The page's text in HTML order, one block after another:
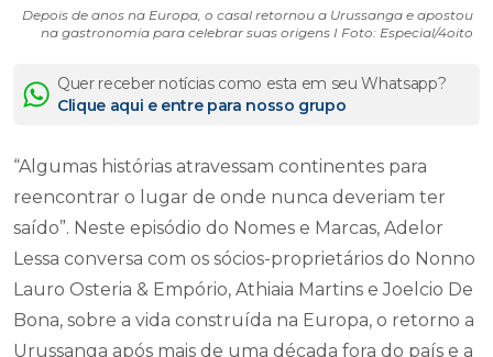
Depois de anos na Europa, o casal retornou a Urussanga e apostou
na gastronomia para celebrar suas origens I Foto: Especial/4oito
Quer receber notícias como esta em seu Whatsapp?
Clique aqui e entre para nosso grupo
“Algumas histórias atravessam continentes para
reencontrar o lugar de onde nunca deveriam ter
saído”. Neste episódio do Nomes e Marcas, Adelor
Lessa conversa com os sócios-proprietários do Nonno
Lauro Osteria & Empório, Athiaia Martins e Joelcio De
Bona, sobre a vida construída na Europa, o retorno a
Urussanga após mais de uma década fora do país e a